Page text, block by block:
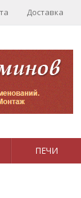
Доставка
ПЕЧИ